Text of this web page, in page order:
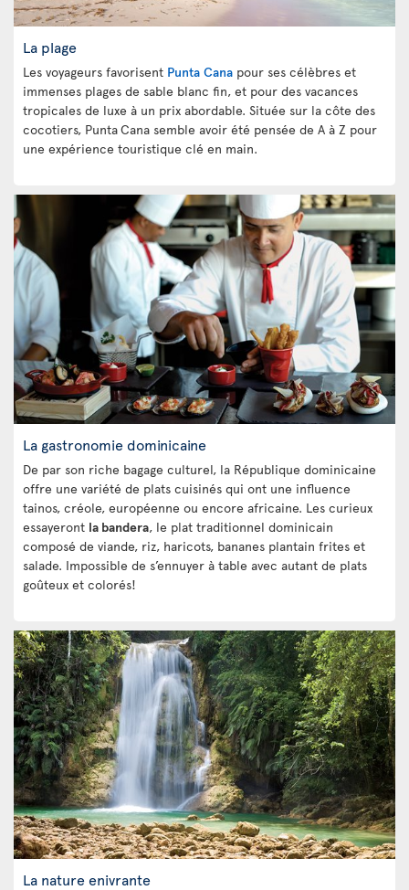
La plage
Les voyageurs favorisent Punta Cana pour ses célèbres et
immenses plages de sable blanc fin, et pour des vacances
tropicales de luxe à un prix abordable. Située sur la côte des
cocotiers, PuntaCana semble avoir été pensée de A à Z pour
une expérience touristique clé en main.
La gastronomie dominicaine
De par son riche bagage culturel, la République dominicaine
offre une variété de plats cuisinés qui ont une influence
tainos, créole, européenne ou encore africaine. Les curieux
essayeront la bandera, le plat traditionnel dominicain
composé de viande, riz, haricots, bananes plantain frites et
salade. Impossible de s’ennuyer à table avec autant de plats
goûteux et colorés!
La nature enivrante